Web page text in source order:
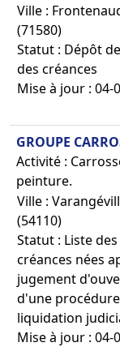
Ville :
(71580)
Statut : Dépôt
des créances
Mise à jour : 04-
GROUPE
Activité :
peinture.
Ville :
(54110)
Statut : Liste des
créances nées
jugement
d'une
liquidation
Mise à jour : 04-